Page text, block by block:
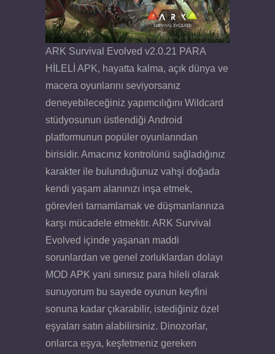
ARK Survival Evolved v2.0.21 PARA
HİLELİ APK, hayatta kalma, açık dünya ve
macera oyunlarını seviyorsanız
deneyebileceğiniz yapımcılığını Wildcard
stüdyosunun üstlendiği Android
platformunun popüler oyunlarından
birisidir. Amacınız kontrolünü sağladığınız
karakter ile bulunduğunuz vahşi doğada
kendi yaşam alanınızı inşa etmek,
görevleri tamamlamak ve düşmanlarınıza
karşı mücadele etmektir. ARK Survival
Evolved içinde yaşanan maddi
sorunlardan ve genel zorluklardan dolayı
MOD APK yani sınırsız para hileli olarak
sunuyorum bu sayede oyunun keyfini
sonuna kadar çıkarabilir, istediğiniz özel
eşyaları satın alabilirsiniz. Dinozorlar,
onlarca eşya, keşfetmeniz gereken